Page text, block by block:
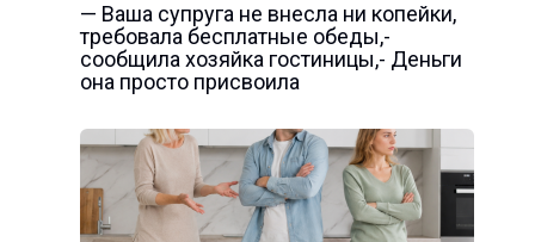
— Ваша супруга не внесла ни копейки,
требовала бесплатные обеды,-
сообщила хозяйка гостиницы,- Деньги
она просто присвоила